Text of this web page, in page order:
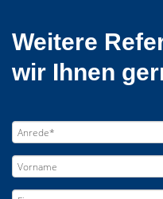
Weitere
wir Ihnen